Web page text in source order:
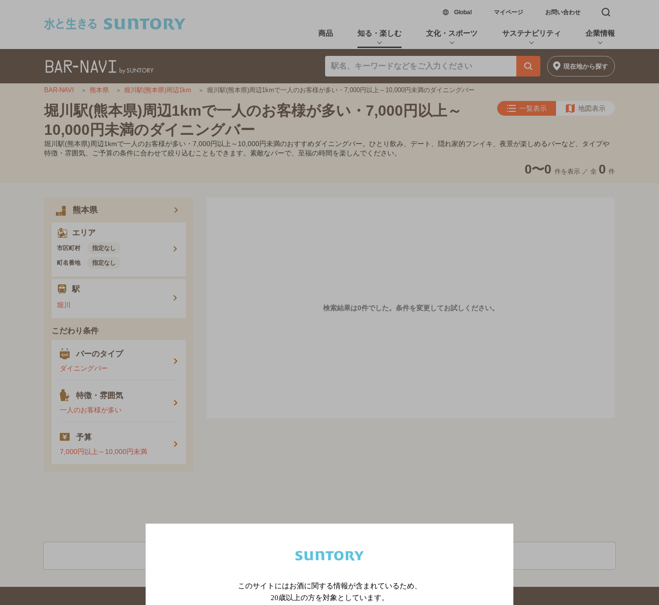
Global新しいウィンドウで開く
マイページ お問い合わせ 検索窓を開く
商品 知る・楽しむ 文化・スポーツ サステナビリティ 企業情報
現在地から探す
BAR-NAVI 熊本県 堀川駅(熊本県)周辺1km 堀川駅(熊本県)周辺1kmで一人のお客様が多い・7,000円以上～10,000円未満のダイニングバー
堀川駅(熊本県)周辺1kmで一人のお客様が多い・7,000円以上～
10,000円未満のダイニングバー
一覧表示 地図表示
堀川駅(熊本県)周辺1kmで一人のお客様が多い・7,000円以上～10,000円未満のおすすめダイニングバー。ひとり飲み、デート、隠れ家的フンイキ、夜景が楽しめるバーなど、タイプや
特徴・雰囲気、ご予算の条件に合わせて絞り込むこともできます。素敵なバーで、至福の時間を楽しんでください。
0〜0 件を表示 ／ 全 0 件
熊本県
エリア
市区町村 指定なし
町名番地 指定なし
駅
堀川
こだわり条件
バーのタイプ
ダイニングバー
特徴・雰囲気
一人のお客様が多い
予算
7,000円以上～10,000円未満
検索結果は0件でした。 条件を変更してお試しください。
関連ページ
このサイトにはお酒に関する情報が含まれているため、
20歳以上の方を対象としています。